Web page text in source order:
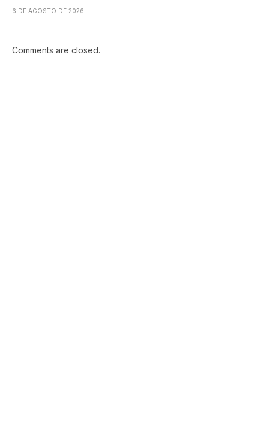
6 DE AGOSTO DE 2026
Comments are closed.